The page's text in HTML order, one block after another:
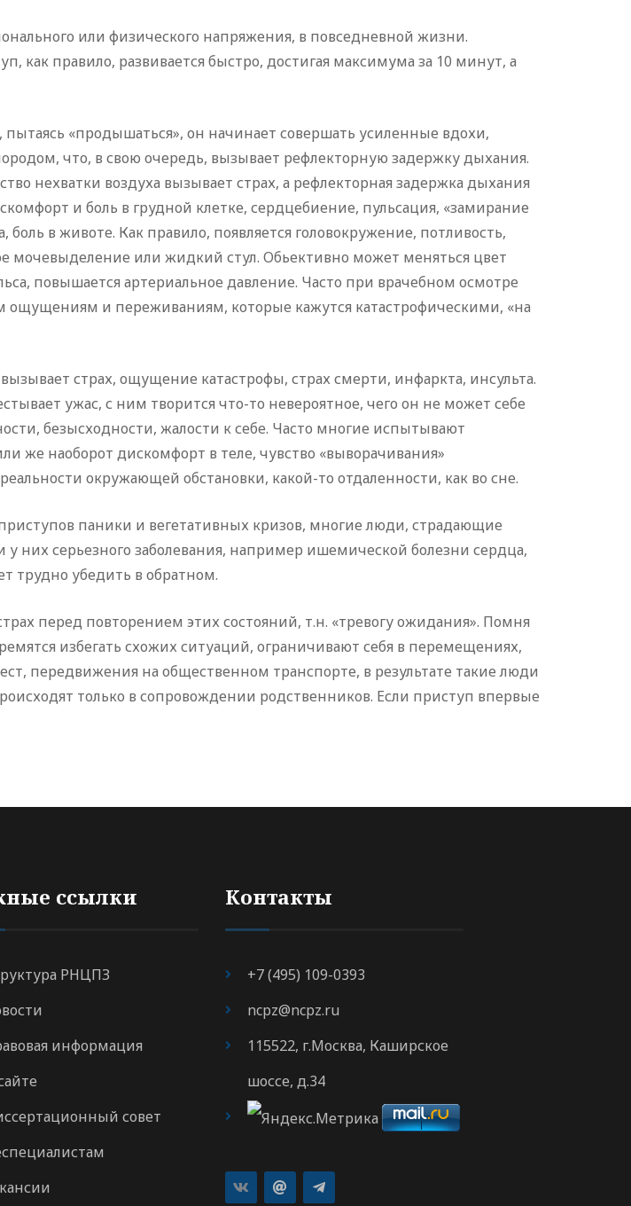
или физического напряжения, в повседневной жизни.
правило, развивается быстро, достигая максимума за 10 минут, а
«продышаться», он начинает совершать усиленные вдохи,
что, в свою очередь, вызывает рефлекторную задержку дыхания.
нехватки воздуха вызывает страх, а рефлекторная задержка дыхания
и боль в грудной клетке, сердцебиение, пульсация, «замирание
в животе. Как правило, появляется головокружение, потливость,
мочевыделение или жидкий стул. Обьективно может меняться цвет
повышается артериальное давление. Часто при врачебном осмотре
ощущениям и переживаниям, которые кажутся катастрофическими, «на
страх, ощущение катастрофы, страх смерти, инфаркта, инсульта.
ужас, с ним творится что-то невероятное, чего он не может себе
безысходности, жалости к себе. Часто многие испытывают
же наоборот дискомфорт в теле, чувство «выворачивания»
окружающей обстановки, какой-то отдаленности, как во сне.
паники и вегетативных кризов, многие люди, страдающие
серьезного заболевания, например ишемической болезни сердца,
трудно убедить в обратном.
перед повторением этих состояний, т.н. «тревогу ожидания». Помня
избегать схожих ситуаций, ограничивают себя в перемещениях,
передвижения на общественном транспорте, в результате такие люди
только в сопровождении родственников. Если приступ впервые
ссылки
РНЦПЗ
информация
совет
Контакты
+7 (495) 109-0393
ncpz@ncpz.ru
115522, г.Москва, Каширское
шоссе, д.34